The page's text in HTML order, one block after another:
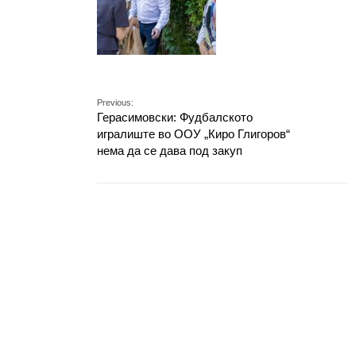
Previous:
Герасимовски: Фудбалското
игралиште во ООУ „Киро Глигоров“
нема да се дава под закуп